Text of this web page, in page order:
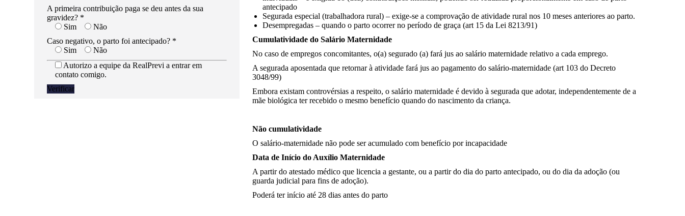
A primeira contribuição paga se deu antes da sua
gravidez? *
Sim
Não
Caso negativo, o parto foi antecipado? *
Sim
Não
Autorizo a equipe da RealPrevi a entrar em
contato comigo.
antecipado
Segurada especial (trabalhadora rural) – exige-se a comprovação de atividade rural nos 10 meses anteriores ao parto.
Desempregadas – quando o parto ocorrer no período de graça (art 15 da Lei 8213/91)
Cumulatividade do Salário Maternidade
No caso de empregos concomitantes, o(a) segurado (a) fará jus ao salário maternidade relativo a cada emprego.
A segurada aposentada que retornar à atividade fará jus ao pagamento do salário-maternidade (art 103 do Decreto
3048/99)
Embora existam controvérsias a respeito, o salário maternidade é devido à segurada que adotar, independentemente de a
mãe biológica ter recebido o mesmo benefício quando do nascimento da criança.
Não cumulatividade
O salário-maternidade não pode ser acumulado com benefício por incapacidade
Data de Início do Auxílio Maternidade
A partir do atestado médico que licencia a gestante, ou a partir do dia do parto antecipado, ou do dia da adoção (ou
guarda judicial para fins de adoção).
Poderá ter início até 28 dias antes do parto